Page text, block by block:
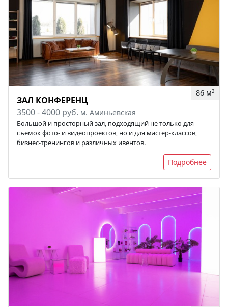
86 м2
ЗАЛ КОНФЕРЕНЦ
3500 - 4000 руб. м. Аминьевская
Большой и просторный зал, подходящий не только для
съемок фото- и видеопроектов, но и для мастер-классов,
бизнес-тренингов и различных ивентов.
Подробнее